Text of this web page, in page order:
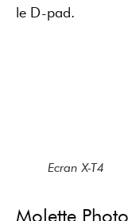
le D-pad.
Ecran X-T4
Molette